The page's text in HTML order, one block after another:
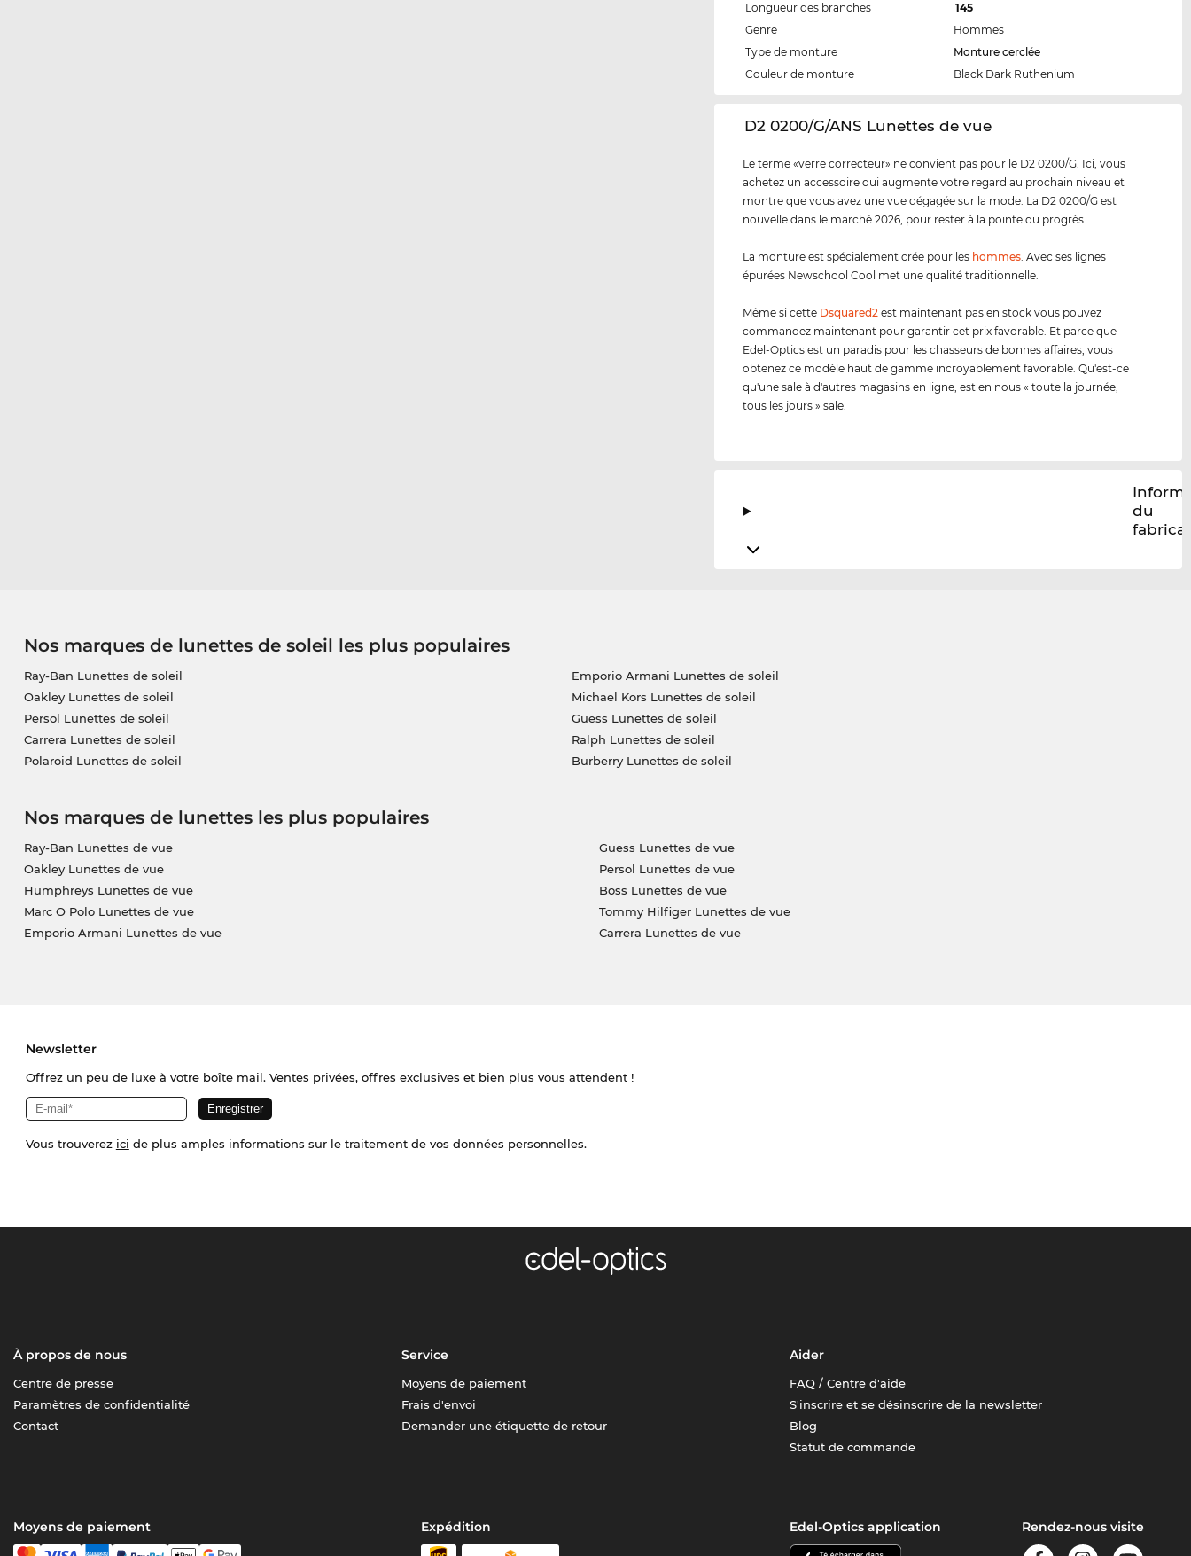
Longueur des branches
145
Genre
Hommes
Type de monture
Monture cerclée
Couleur de monture
Black Dark Ruthenium
‌D2 0200/G/ANS Lunettes de vue
Le terme «verre correcteur» ne convient pas pour le D2 0200/G. Ici, vous
achetez un accessoire qui augmente votre regard au prochain niveau et
montre que vous avez une vue dégagée sur la mode. La D2 0200/G est
nouvelle dans le marché 2026, pour rester à la pointe du progrès.
La monture est spécialement crée pour les hommes. Avec ses lignes
épurées Newschool Cool met une qualité traditionnelle.
Même si cette Dsquared2 est maintenant pas en stock vous pouvez
commandez maintenant pour garantir cet prix favorable. Et parce que
Edel-Optics est un paradis pour les chasseurs de bonnes affaires, vous
obtenez ce modèle haut de gamme incroyablement favorable. Qu'est-ce
qu'une sale à d'autres magasins en ligne, est en nous « toute la journée,
tous les jours » sale.
du
Nos marques de lunettes de soleil les plus populaires
Ray-Ban Lunettes de soleil
Oakley Lunettes de soleil
Persol Lunettes de soleil
Carrera Lunettes de soleil
Polaroid Lunettes de soleil
Emporio Armani Lunettes de soleil
Michael Kors Lunettes de soleil
Guess Lunettes de soleil
Ralph Lunettes de soleil
Burberry Lunettes de soleil
Nos marques de lunettes les plus populaires
Ray-Ban Lunettes de vue
Oakley Lunettes de vue
Humphreys Lunettes de vue
Marc O Polo Lunettes de vue
Emporio Armani Lunettes de vue
Guess Lunettes de vue
Persol Lunettes de vue
Boss Lunettes de vue
Tommy Hilfiger Lunettes de vue
Carrera Lunettes de vue
Newsletter
Offrez un peu de luxe à votre boîte mail. Ventes privées, offres exclusives et bien plus vous attendent !
Vous trouverez ici de plus amples informations sur le traitement de vos données personnelles.
À propos de nous
Centre de presse
Paramètres de confidentialité
Contact
Service
Moyens de paiement
Frais d'envoi
Demander une étiquette de retour
Aider
FAQ / Centre d'aide
S'inscrire et se désinscrire de la newsletter
Blog
Statut de commande
Moyens de paiement Expédition Edel-Optics application Rendez-nous visite